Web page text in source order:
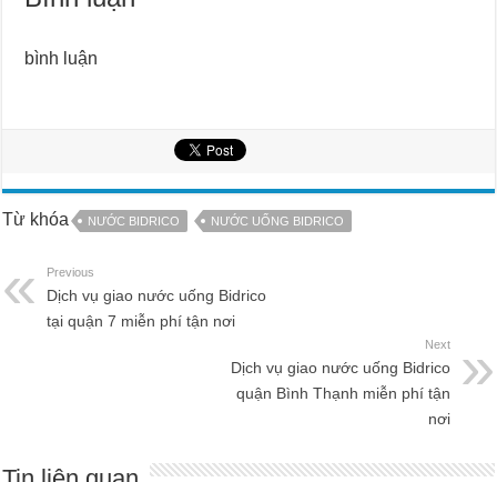
bình luận
Từ khóa NƯỚC BIDRICO NƯỚC UỐNG BIDRICO
Previous
Dịch vụ giao nước uống Bidrico
tại quận 7 miễn phí tận nơi
Next
Dịch vụ giao nước uống Bidrico
quận Bình Thạnh miễn phí tận
nơi